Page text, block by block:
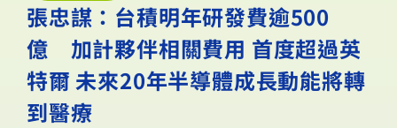
張忠謀：台積明年研發費逾500
億 加計夥伴相關費用 首度超過英
特爾 未來20年半導體成長動能將轉
到醫療